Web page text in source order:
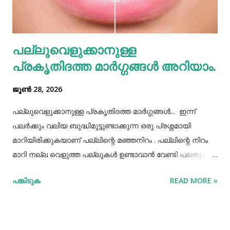
രീതിയല്ല. ഇത് മറ്റുള്ളവർക്ക് നമ്മളെക്കുറിച്ച് വളരെ
തെറ്റിദ്ധാരണ ഉണ്ടാക്കാൻ കാരണമായിത്തീരും. അതുപോലെ
വെള്ളം പോലെയുള്ള സാധനങ്ങൾ ഒരു പാത്രത്തിൽ
കൊണ്ടുവച്ചാൽ അത് അപ്പാടെ കുടിക്കാതെ മറ്റുള്ളവർക്ക്
കൂട...
പല്ലുവെളുക്കാനുള്ള
പ്രകൃതിദത്ത മാര്‍ഗ്ഗങ്ങള്‍ അറിയാം.
ജൂൺ 28, 2026
പല്ലുവെളുക്കാനുള്ള പ്രകൃതിദത്ത മാര്‍ഗ്ഗങ്ങള്‍... ഇന്ന്
പലർക്കും വലിയ ബുദ്ധിമുട്ടുണ്ടാക്കുന്ന ഒരു പ്രശ്നമായി
മാറിയിരിക്കുകയാണ് പല്ലിന്റെ മഞ്ഞനിറം . പല്ലിന്റെ നിറം
മാറി നല്ല വെളുത്ത പല്ലുകൾ ഉണ്ടാവാൻ വേണ്ടി പലതും
പല്ലിന്‍റെ മഞ്ഞനിറം മാറ്റാന്‍ പല മാര്‍ഗ്ഗങ്ങളും
പങ്കിടുക READ MORE »